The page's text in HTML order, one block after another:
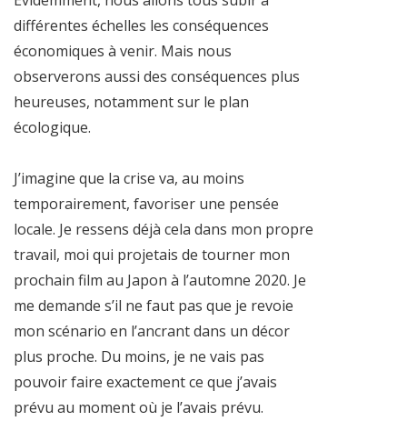
différentes échelles les conséquences
économiques à venir. Mais nous
observerons aussi des conséquences plus
heureuses, notamment sur le plan
écologique.
J’imagine que la crise va, au moins
temporairement, favoriser une pensée
locale. Je ressens déjà cela dans mon propre
travail, moi qui projetais de tourner mon
prochain film au Japon à l’automne 2020. Je
me demande s’il ne faut pas que je revoie
mon scénario en l’ancrant dans un décor
plus proche. Du moins, je ne vais pas
pouvoir faire exactement ce que j’avais
prévu au moment où je l’avais prévu.